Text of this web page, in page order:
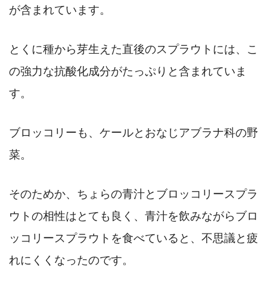
が含まれています。
とくに種から芽生えた直後のスプラウトには、こ
の強力な抗酸化成分がたっぷりと含まれていま
す。
ブロッコリーも、ケールとおなじアブラナ科の野
菜。
そのためか、ちょらの青汁とブロッコリースプラ
ウトの相性はとても良く、青汁を飲みながらブロ
ッコリースプラウトを食べていると、不思議と疲
れにくくなったのです。